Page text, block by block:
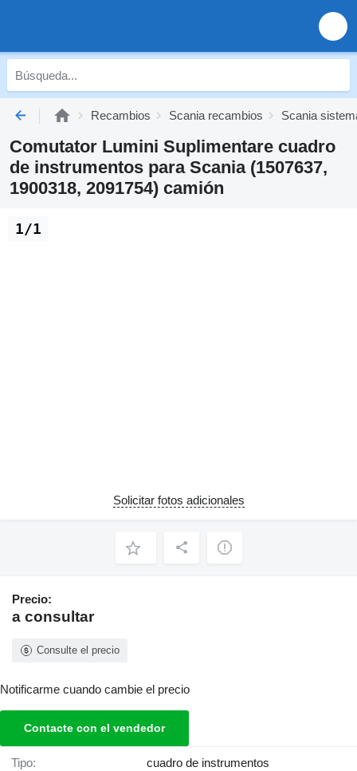
Recambios Scania recambios Scania
Comutator Lumini Suplimentare cuadro
de instrumentos para Scania (1507637,
1900318, 2091754) camión
1/1
Solicitar fotos adicionales
Precio:
a consultar
Consulte el precio
Notificarme cuando cambie el precio
Contacte con el vendedor
Tipo: cuadro de instrumentos